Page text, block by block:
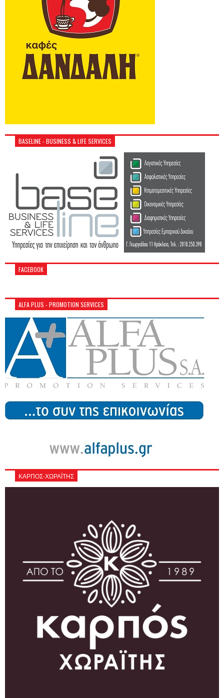
BASELINE - BUSINESS & LIFE SERVICES
FACEBOOK
ALFA PLUS - PROMOTION SERVICES
ΚΑΡΠΟΣ-ΧΩΡΑΪΤΗΣ